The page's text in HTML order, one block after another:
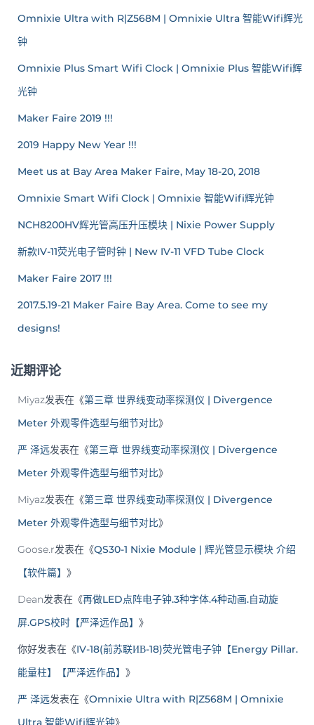
Omnixie Ultra with R|Z568M | Omnixie Ultra 智能Wifi辉光
钟
Omnixie Plus Smart Wifi Clock | Omnixie Plus 智能Wifi辉
光钟
Maker Faire 2019 !!!
2019 Happy New Year !!!
Meet us at Bay Area Maker Faire, May 18-20, 2018
Omnixie Smart Wifi Clock | Omnixie 智能Wifi辉光钟
NCH8200HV辉光管高压升压模块 | Nixie Power Supply
新款IV-11荧光电子管时钟 | New IV-11 VFD Tube Clock
Maker Faire 2017 !!!
2017.5.19-21 Maker Faire Bay Area. Come to see my
designs!
近期评论
Miyaz发表在《第三章 世界线变动率探测仪 | Divergence
Meter 外观零件选型与细节对比》
严 泽远发表在《第三章 世界线变动率探测仪 | Divergence
Meter 外观零件选型与细节对比》
Miyaz发表在《第三章 世界线变动率探测仪 | Divergence
Meter 外观零件选型与细节对比》
Goose.r发表在《QS30-1 Nixie Module | 辉光管显示模块 介绍
【软件篇】 》
Dean发表在《再做LED点阵电子钟.3种字体.4种动画.自动旋
屏.GPS校时【严泽远作品】 》
你好发表在《IV-18(前苏联ИВ-18)荧光管电子钟【Energy Pillar.
能量柱】【严泽远作品】 》
严 泽远发表在《Omnixie Ultra with R|Z568M | Omnixie
Ultra 智能Wifi辉光钟》